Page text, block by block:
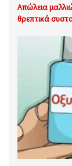
Απώλεια
θρεπτικά